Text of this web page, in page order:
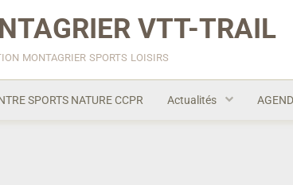
VTT-TRAIL
montagrier sports loisirs
SPORTS NATURE CCPR Actualités